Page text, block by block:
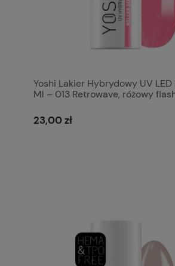
Yoshi Lakier Hybrydowy UV
Ml – 013 Retrowave, różowy
23,00 zł